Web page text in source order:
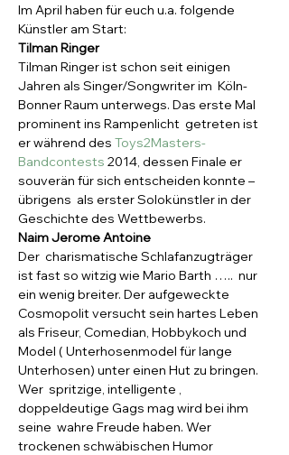
Im April haben für euch u.a. folgende
Künstler am Start:
Tilman Ringer
Tilman Ringer ist schon seit einigen
Jahren als Singer/Songwriter im  Köln-
Bonner Raum unterwegs. Das erste Mal
prominent ins Rampenlicht  getreten ist
er während des Toys2Masters-
Bandcontests 2014, dessen Finale er
souverän für sich entscheiden konnte –
übrigens  als erster Solokünstler in der
Geschichte des Wettbewerbs.
Naim Jerome Antoine
Der  charismatische Schlafanzugträger
ist fast so witzig wie Mario Barth …..  nur
ein wenig breiter. Der aufgeweckte
Cosmopolit versucht sein hartes Leben
als Friseur, Comedian, Hobbykoch und
Model ( Unterhosenmodel für lange
Unterhosen) unter einen Hut zu bringen.
Wer  spritzige, intelligente ,
doppeldeutige Gags mag wird bei ihm
seine  wahre Freude haben. Wer
trockenen schwäbischen Humor